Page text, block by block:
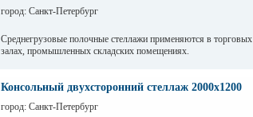
город: Санкт-Петербург
Среднегрузовые полочные стеллажи применяются в торговых
залах, промышленных складских помещениях.
зависимости от длины. Полочные стеллажи состоят из сборно-
краской. Уровни хранения могут регулировать по высоте - шаг
Консольный двухсторонний стеллаж 2000х1200
город: Санкт-Петербург